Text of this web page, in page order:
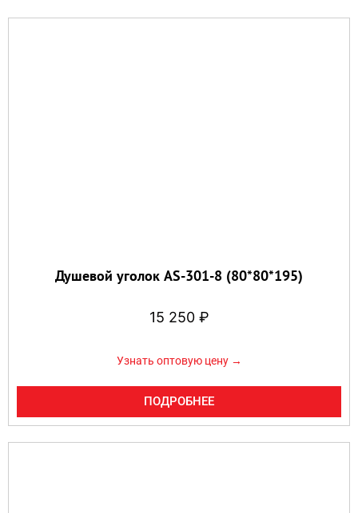
Душевой уголок AS-301-8 (80*80*195)
15 250 ₽
Узнать оптовую цену →
ПОДРОБНЕЕ